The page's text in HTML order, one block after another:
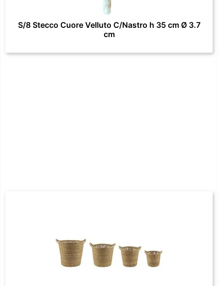
S/8 Stecco Cuore Velluto C/Nastro h 35 cm Ø 3.7
cm